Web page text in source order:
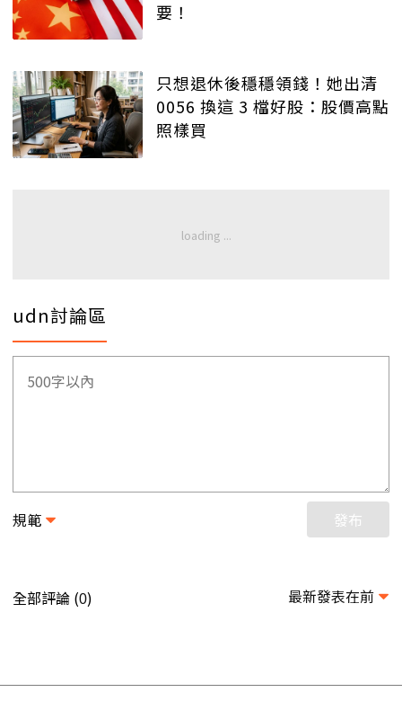
要！
只想退休後穩穩領錢！她出清
0056 換這 3 檔好股：股價高點
照樣買
udn討論區
規範 發布
全部評論 (0) 最新發表在前